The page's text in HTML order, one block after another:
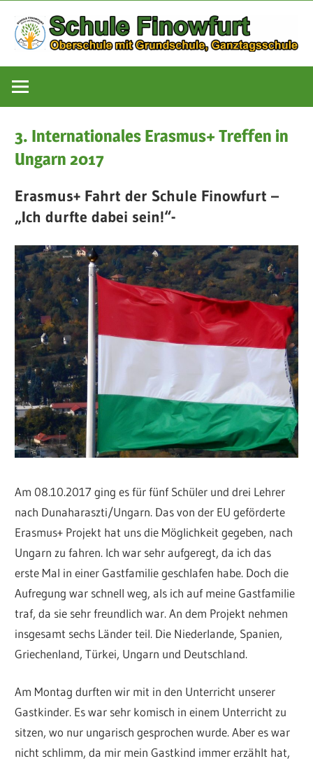
Inhalt
springen
Schule
Finowfurt
mit
3. Internationales Erasmus+ Treffen in
Ungarn 2017
Erasmus+ Fahrt der Schule Finowfurt –
„Ich durfte dabei sein!“-
Am 08.10.2017 ging es für fünf Schüler und drei Lehrer
nach Dunaharaszti/Ungarn. Das von der EU geförderte
Erasmus+ Projekt hat uns die Möglichkeit gegeben, nach
Ungarn zu fahren. Ich war sehr aufgeregt, da ich das
erste Mal in einer Gastfamilie geschlafen habe. Doch die
Aufregung war schnell weg, als ich auf meine Gastfamilie
traf, da sie sehr freundlich war. An dem Projekt nehmen
insgesamt sechs Länder teil. Die Niederlande, Spanien,
Griechenland, Türkei, Ungarn und Deutschland.
Am Montag durften wir mit in den Unterricht unserer
Gastkinder. Es war sehr komisch in einem Unterricht zu
sitzen, wo nur ungarisch gesprochen wurde. Aber es war
nicht schlimm, da mir mein Gastkind immer erzählt hat,